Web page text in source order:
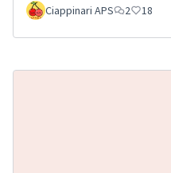
Ciappinari APS
2 18